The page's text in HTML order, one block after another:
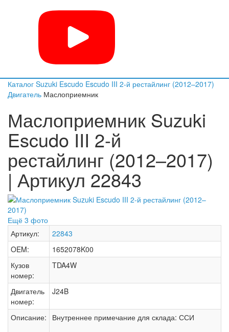
Каталог Suzuki Escudo Escudo III 2-й рестайлинг (2012–2017)
Двигатель Маслоприемник
Маслоприемник Suzuki
Escudo III 2-й
рестайлинг (2012–2017)
| Артикул 22843
Ещё 3 фото
Артикул:
22843
OEM:
1652078K00
Кузов
номер:
TDA4W
Двигатель
номер:
J24B
Описание:
Внутреннее примечание для склада: ССИ